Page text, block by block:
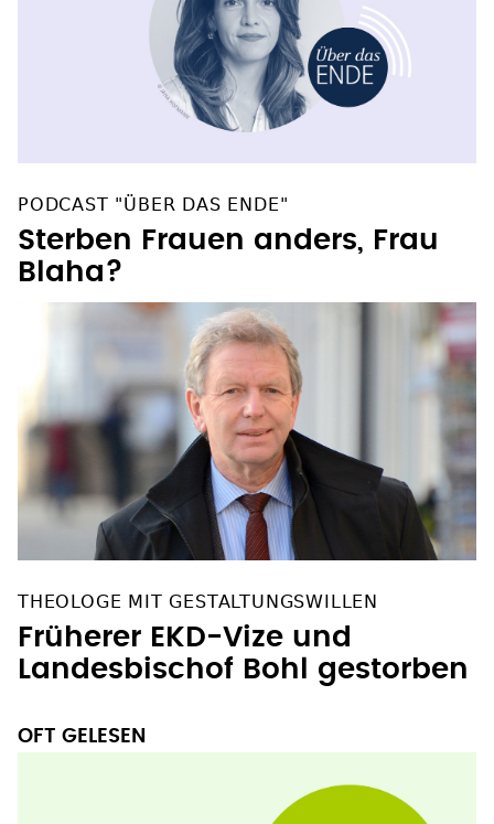
PODCAST "ÜBER DAS ENDE"
Sterben Frauen anders, Frau
Blaha?
THEOLOGE MIT GESTALTUNGSWILLEN
Früherer EKD-Vize und
Landesbischof Bohl gestorben
OFT GELESEN